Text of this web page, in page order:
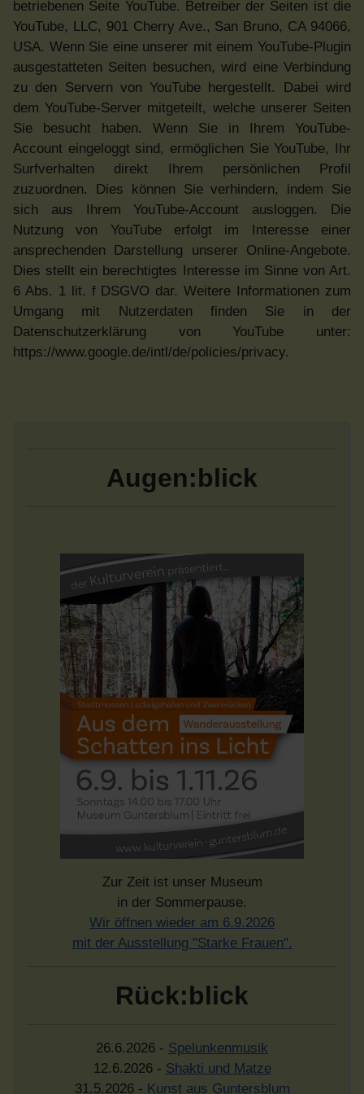
betriebenen Seite YouTube. Betreiber der Seiten ist die
YouTube, LLC, 901 Cherry Ave., San Bruno, CA 94066,
USA. Wenn Sie eine unserer mit einem YouTube-Plugin
ausgestatteten Seiten besuchen, wird eine Verbindung
zu den Servern von YouTube hergestellt. Dabei wird
dem YouTube-Server mitgeteilt, welche unserer Seiten
Sie besucht haben. Wenn Sie in Ihrem YouTube-
Account eingeloggt sind, ermöglichen Sie YouTube, Ihr
Surfverhalten direkt Ihrem persönlichen Profil
zuzuordnen. Dies können Sie verhindern, indem Sie
sich aus Ihrem YouTube-Account ausloggen. Die
Nutzung von YouTube erfolgt im Interesse einer
ansprechenden Darstellung unserer Online-Angebote.
Dies stellt ein berechtigtes Interesse im Sinne von Art.
6 Abs. 1 lit. f DSGVO dar. Weitere Informationen zum
Umgang mit Nutzerdaten finden Sie in der
Datenschutzerklärung von YouTube unter:
https://www.google.de/intl/de/policies/privacy.
Augen:blick
Zur Zeit ist unser Museum
in der Sommerpause.
Wir öffnen wieder am 6.9.2026
mit der Ausstellung "Starke Frauen".
Rück:blick
26.6.2026 - Spelunkenmusik
12.6.2026 - Shakti und Matze
31.5.2026 - Kunst aus Guntersblum